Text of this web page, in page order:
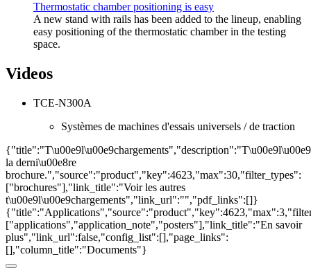
Thermostatic chamber positioning is easy
A new stand with rails has been added to the lineup, enabling
easy positioning of the thermostatic chamber in the testing
space.
Videos
TCE-N300A
Systèmes de machines d'essais universels / de traction
la derni\u00e8re
brochure.","source":"product","key":4623,"max":30,"filter_types":
["brochures"],"link_title":"Voir les autres
t\u00e9l\u00e9chargements","link_url":"","pdf_links":[]}
["applications","application_note","posters"],"link_title":"En savoir
plus","link_url":false,"config_list":[],"page_links":
[],"column_title":"Documents"}